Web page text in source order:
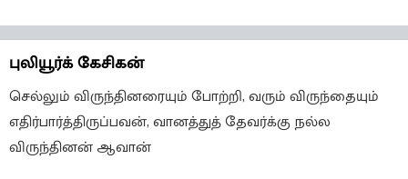
புலியூர்க் கேசிகன்
செல்லும் விருந்தினரையும் போற்றி, வரும் விருந்தையும்
எதிர்பார்த்திருப்பவன், வானத்துத் தேவர்க்கு நல்ல
விருந்தினன் ஆவான்